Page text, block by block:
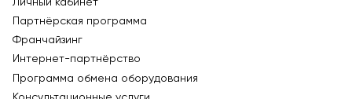
Партнёрская программа
Франчайзинг
Интернет-партнёрство
Программа обмена оборудования